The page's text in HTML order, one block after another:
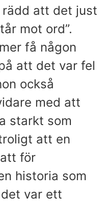
att det just
mot ord”.
få någon
att det var fel
också
med att
starkt som
att en
för
historia som
var ett